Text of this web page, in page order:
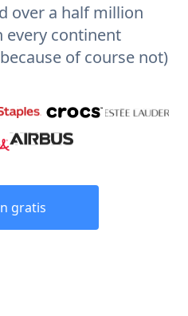
over a half million
every continent
of course not)
gratis